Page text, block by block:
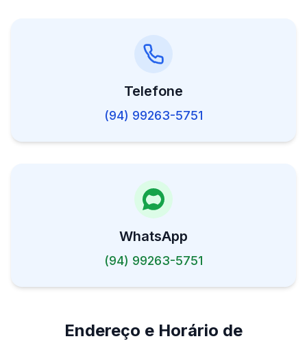
Telefone
(94) 99263-5751
WhatsApp
(94) 99263-5751
Endereço e Horário de